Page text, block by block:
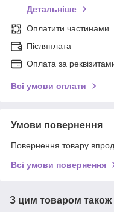
Детальніше
Оплатити частинами
Післяплата
Оплата за
Всі умови оплати
Умови повернення
Повернення товару
Всі умови повернення
З цим товаром